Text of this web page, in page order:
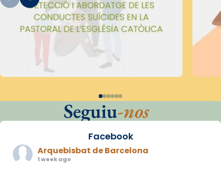
Seguiu-nos
Facebook
Arquebisbat de Barcelona
1 week ago